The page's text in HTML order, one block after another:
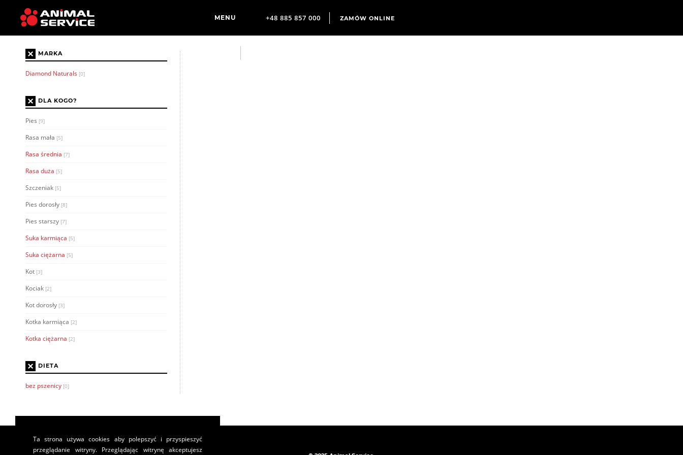
+48 885 857 000 ZAMÓW ONLINE
× MARKA
Diamond Naturals [0]
× DLA KOGO?
Pies [9]
Rasa mała [5]
Rasa średnia [7]
Rasa duża [5]
Szczeniak [5]
Pies dorosły [8]
Pies starszy [7]
Suka karmiąca [5]
Suka ciężarna [5]
Kot [3]
Kociak [2]
Kot dorosły [3]
Kotka karmiąca [2]
Kotka ciężarna [2]
× DIETA
bez pszenicy [0]
Ta strona używa cookies aby polepszyć i przyspieszyć
przeglądanie witryny. Przeglądając witrynę akceptujesz